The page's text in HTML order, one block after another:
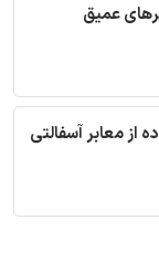
عمیق
از معابر آسفالتی